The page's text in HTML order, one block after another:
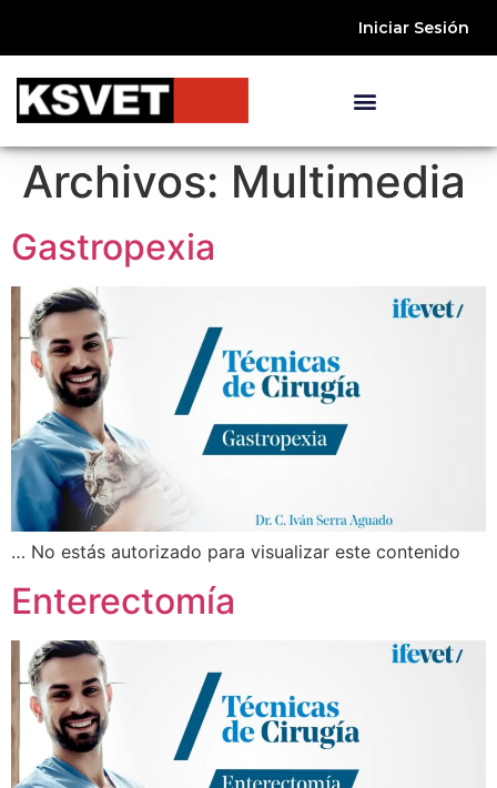
Iniciar Sesión
Archivos: Multimedia
Gastropexia
… No estás autorizado para visualizar este contenido
Enterectomía